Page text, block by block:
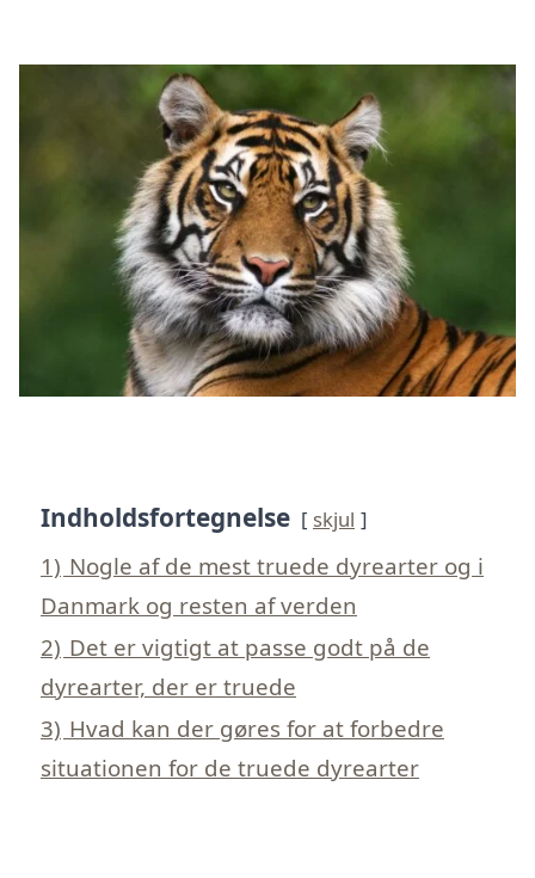
Indholdsfortegnelse skjul
1) Nogle af de mest truede dyrearter og i
Danmark og resten af verden
2) Det er vigtigt at passe godt på de
dyrearter, der er truede
3) Hvad kan der gøres for at forbedre
situationen for de truede dyrearter